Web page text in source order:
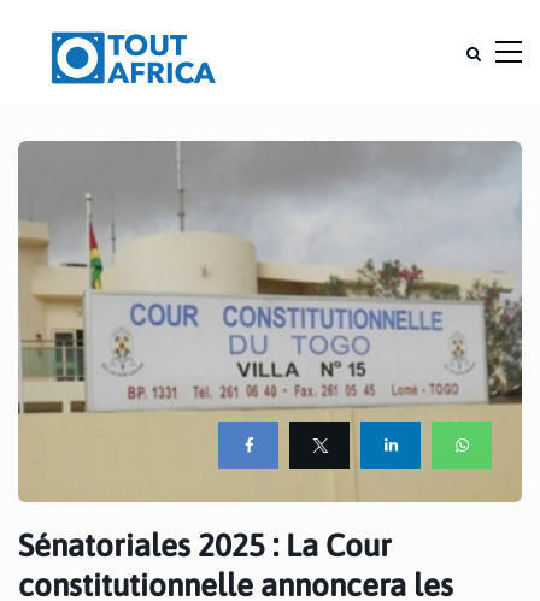
Sénatoriales 2025 : La Cour
constitutionnelle annoncera les